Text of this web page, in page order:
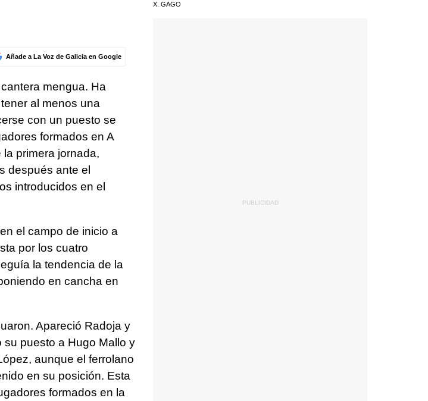
Añade a La Voz de Galicia en Google
mengua. Ha
al menos una
con un puesto se
formados en A
primera jornada,
después ante el
introducidos en el
el campo de inicio a
por los cuatro
la tendencia de la
en cancha en
Apareció Radoja y
puesto a Hugo Mallo y
aunque el ferrolano
en su posición. Esta
formados en la
X. GAGO